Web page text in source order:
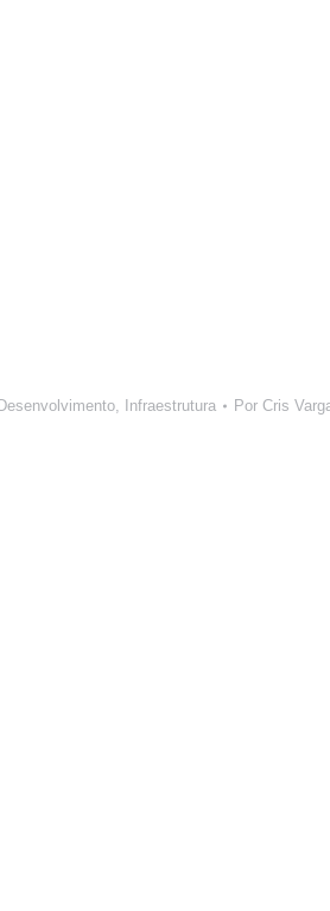
, Infraestrutura Por Cris